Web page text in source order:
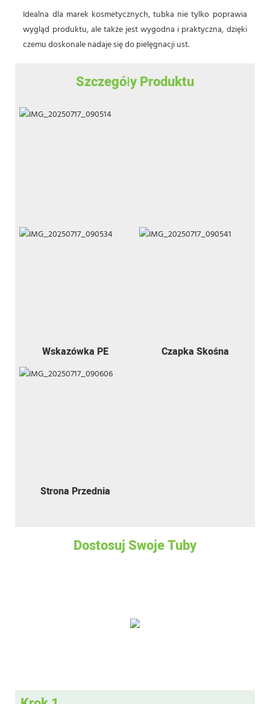
Idealna dla marek kosmetycznych, tubka nie tylko poprawia
wygląd produktu, ale także jest wygodna i praktyczna, dzięki
czemu doskonale nadaje się do pielęgnacji ust.
Szczegóły Produktu
Wskazówka PE Czapka Skośna
Strona Przednia
Dostosuj Swoje Tuby